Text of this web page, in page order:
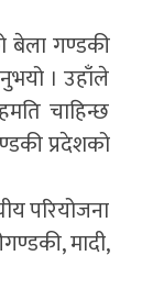
बेला गण्डकी
। उहाँले
चाहिन्छ
प्रदेशको
परियोजना
मादी,